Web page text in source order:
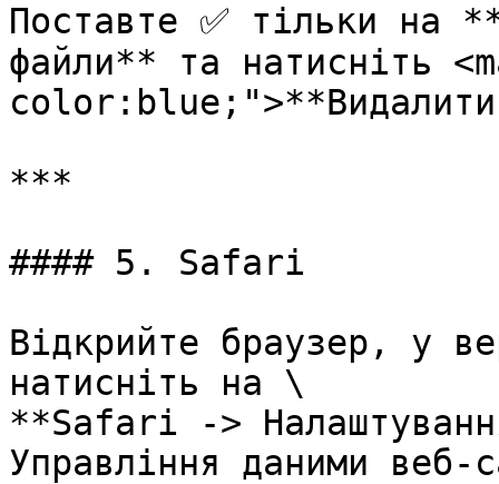
Поставте ✅ тільки на
файли** та натисніть
***
#### 5. Safari
Відкрийте браузер, у
натисніть на \
**Safari ->
Управління даними веб-